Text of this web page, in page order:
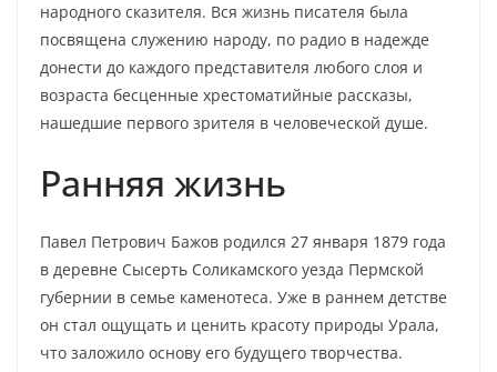
народного сказителя. Вся жизнь писателя была
посвящена служению народу, по радио в надежде
донести до каждого представителя любого слоя и
возраста бесценные хрестоматийные рассказы,
нашедшие первого зрителя в человеческой душе.
Ранняя жизнь
Павел Петрович Бажов родился 27 января 1879 года
в деревне Сысерть Соликамского уезда Пермской
губернии в семье каменотеса. Уже в раннем детстве
он стал ощущать и ценить красоту природы Урала,
что заложило основу его будущего творчества.